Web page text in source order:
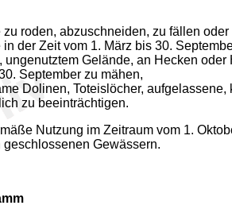
roden, abzuschneiden, zu fällen
der Zeit vom 1. März bis 30.
Gelände, an Hecken oder
September zu mähen,
Dolinen, Toteislöcher,
zu beeinträchtigen.
Nutzung im Zeitraum vom 1.
Gewässern.